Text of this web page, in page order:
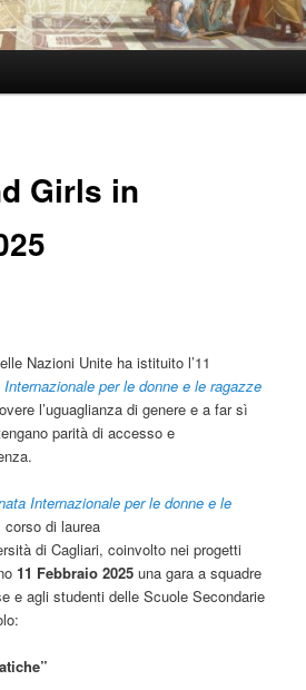
Girls in
Nazioni Unite ha istituito l’11
Internazionale per le donne e le ragazze
l’uguaglianza di genere e a far sì
parità di accesso e
Internazionale per le donne e le
corso di laurea
di Cagliari, coinvolto nei progetti
11 Febbraio 2025 una gara a squadre
e agli studenti delle Scuole Secondarie